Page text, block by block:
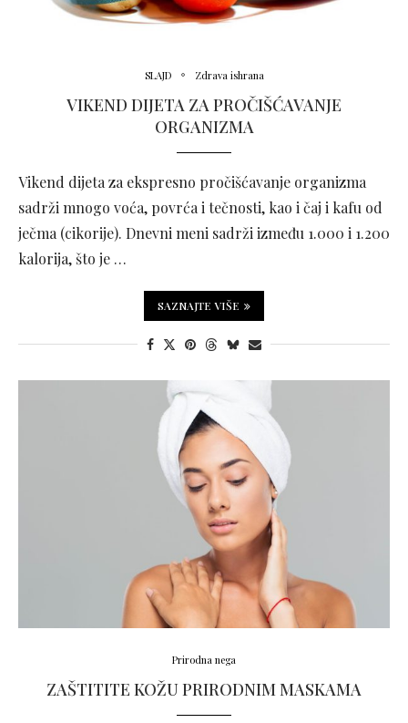
SLAJD Zdrava ishrana
VIKEND DIJETA ZA PROČIŠĆAVANJE
ORGANIZMA
Vikend dijeta za ekspresno pročišćavanje organizma
sadrži mnogo voća, povrća i tečnosti, kao i čaj i kafu od
ječma (cikorije). Dnevni meni sadrži između 1.000 i 1.200
kalorija, što je …
SAZNAJTE VIŠE
Prirodna nega
ZAŠTITITE KOŽU PRIRODNIM MASKAMA